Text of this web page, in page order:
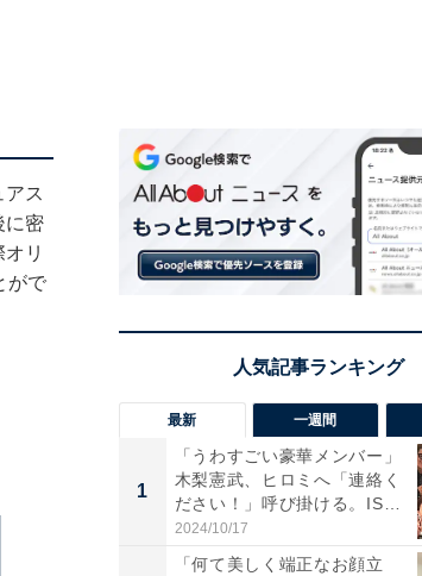
アス
に密
リ
がで
最新 一週間
1
「うわすごい豪華メンバー」
木梨憲武、ヒロミへ「連絡く
ださい！」呼び掛ける。IS
S...
2024/10/17
「何て美しく端正なお顔立